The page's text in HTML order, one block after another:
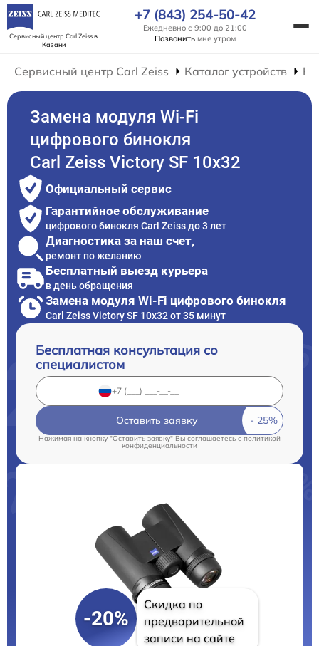
Сервисный центр Carl Zeissв
Казани
+7 (843) 254-50-42
Ежедневно с 9:00 до 21:00
Позвонить мне утром
Сервисный центр Carl Zeiss Каталог устройств
Замена модуля Wi-Fi
цифрового бинокля
Carl Zeiss Victory SF 10x32
Официальный сервис
Гарантийное обслуживание
цифрового бинокля Carl Zeiss до 3 лет
Диагностика за наш счет,
ремонт по желанию
Бесплатный выезд курьера
в день обращения
Замена модуля Wi-Fi цифрового бинокля
Carl Zeiss Victory SF 10x32 от 35 минут
Бесплатная консультация со
специалистом
Оставить заявку
Нажимая на кнопку "Оставить заявку" Вы соглашаетесь cполитикой
конфиденциальности
-20%
Скидка по
предварительной
записи на сайте